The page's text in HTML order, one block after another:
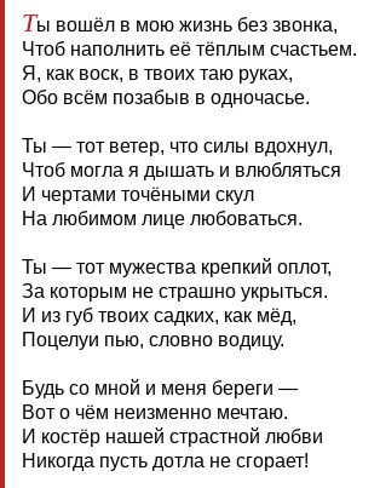
Ты вошёл в мою жизнь без звонка,
Чтоб наполнить её тёплым счастьем.
Я, как воск, в твоих таю руках,
Обо всём позабыв в одночасье.
Ты — тот ветер, что силы вдохнул,
Чтоб могла я дышать и влюбляться
И чертами точёными скул
На любимом лице любоваться.
Ты — тот мужества крепкий оплот,
За которым не страшно укрыться.
И из губ твоих садких, как мёд,
Поцелуи пью, словно водицу.
Будь со мной и меня береги —
Вот о чём неизменно мечтаю.
И костёр нашей страстной любви
Никогда пусть дотла не сгорает!